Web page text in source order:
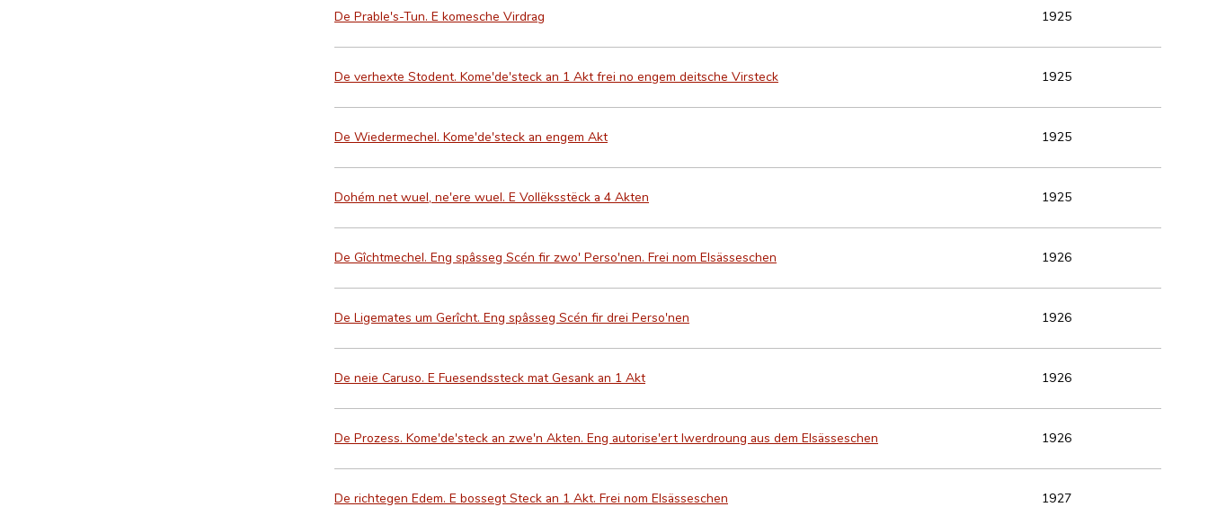
De Prable's-Tun. E komesche Virdrag 1925
De verhexte Stodent. Kome'de'steck an 1 Akt frei no engem deitsche Virsteck 1925
De Wiedermechel. Kome'de'steck an engem Akt 1925
Dohém net wuel, ne'ere wuel. E Vollëksstëck a 4 Akten 1925
De Gîchtmechel. Eng spâsseg Scén fir zwo' Perso'nen. Frei nom Elsässeschen 1926
De Ligemates um Gerîcht. Eng spâsseg Scén fir drei Perso'nen 1926
De neie Caruso. E Fuesendssteck mat Gesank an 1 Akt 1926
De Prozess. Kome'de'steck an zwe'n Akten. Eng autorise'ert Iwerdroung aus dem Elsässeschen 1926
De richtegen Edem. E bossegt Steck an 1 Akt. Frei nom Elsässeschen 1927